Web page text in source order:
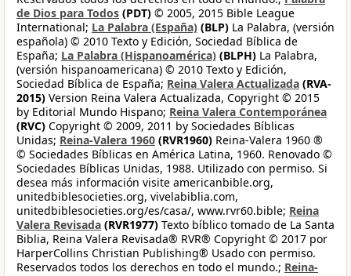
de Dios para Todos (PDT) © 2005, 2015 Bible League
International; La Palabra (España) (BLP) La Palabra, (versión
española) © 2010 Texto y Edición, Sociedad Bíblica de
España; La Palabra (Hispanoamérica) (BLPH) La Palabra,
(versión hispanoamericana) © 2010 Texto y Edición,
Sociedad Bíblica de España; Reina Valera Actualizada (RVA-
2015) Version Reina Valera Actualizada, Copyright © 2015
by Editorial Mundo Hispano; Reina Valera Contemporánea
(RVC) Copyright © 2009, 2011 by Sociedades Bíblicas
Unidas; Reina-Valera 1960 (RVR1960) Reina-Valera 1960 ®
© Sociedades Bíblicas en América Latina, 1960. Renovado ©
Sociedades Bíblicas Unidas, 1988. Utilizado con permiso. Si
desea más información visite americanbible.org,
unitedbiblesocieties.org, vivelabiblia.com,
unitedbiblesocieties.org/es/casa/, www.rvr60.bible; Reina
Valera Revisada (RVR1977) Texto bíblico tomado de La Santa
Biblia, Reina Valera Revisada® RVR® Copyright © 2017 por
HarperCollins Christian Publishing® Usado con permiso.
Reservados todos los derechos en todo el mundo.; Reina-